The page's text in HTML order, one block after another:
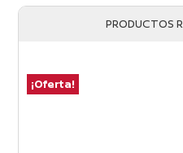
PRODUCTOS
¡Oferta!